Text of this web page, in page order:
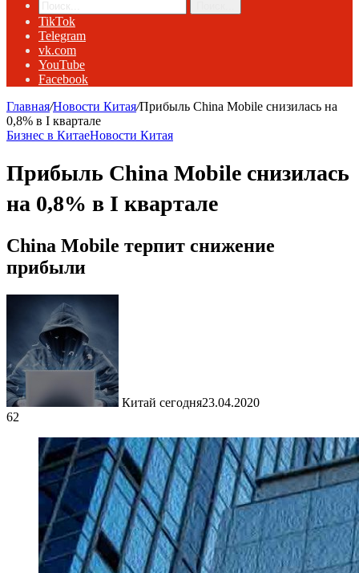
TikTok
Telegram
vk.com
YouTube
Facebook
Главная/Новости Китая/Прибыль China Mobile снизилась на
0,8% в I квартале
Бизнес в КитаеНовости Китая
Прибыль China Mobile снизилась
на 0,8% в I квартале
China Mobile терпит снижение
прибыли
Китай сегодня23.04.2020
62